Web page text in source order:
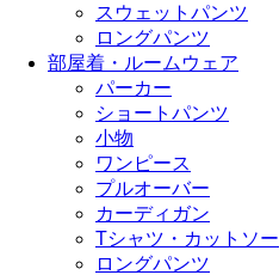
スウェットパンツ
ロングパンツ
部屋着・ルームウェア
パーカー
ショートパンツ
小物
ワンピース
プルオーバー
カーディガン
Tシャツ・カットソー
ロングパンツ